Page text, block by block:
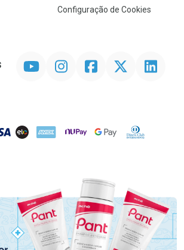
Configuração de Cookies
InstagramFacebookTwitter Linkedin
ELO AMEX NuPay Google PayDiners Club